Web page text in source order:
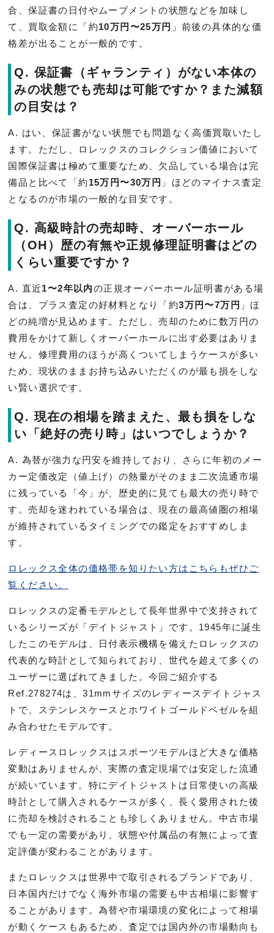
合、保証書の日付やムーブメントの状態などを加味し
て、買取金額に「約10万円〜25万円 」前後の具体的な価
格差が出ることが一般的です。
Q. 保証書（ギャランティ）がない本体の
みの状態でも売却は可能ですか？また減額
の目安は？
A. はい、保証書がない状態でも問題なく高価買取いたし
ます。ただし、ロレックスのコレクション価値において
国際保証書は極めて重要なため、欠品している場合は完
備品と比べて「約 15万円〜30万円 」ほどのマイナス査定
となるのが市場の一般的な目安です。
Q. 高級時計の売却時、オーバーホール
（OH）歴の有無や正規修理証明書はどの
くらい重要ですか？
A. 直近1〜2年以内の正規オーバーホール証明書がある場
合は、プラス査定の好材料となり「約3万円〜7万円 」ほ
どの純増が見込めます。ただし、売却のために数万円の
費用をかけて新しくオーバーホールに出す必要はありま
せん。修理費用のほうが高くついてしまうケースが多い
ため、現状のままお持ち込みいただくのが最も損をしな
い賢い選択です。
Q. 現在の相場を踏まえた、最も損をしな
い「絶好の売り時」はいつでしょうか？
A. 為替が強力な円安を維持しており、さらに年初のメー
カー定価改定（値上げ）の熱量がそのまま二次流通市場
に残っている「今」が、歴史的に見ても最大の売り時で
す。売却を迷われている場合は、現在の最高値圏の相場
が維持されているタイミングでの鑑定をおすすめしま
す。
ロレックス全体の価格帯を知りたい方はこちらもぜひご
覧ください。
ロレックスの定番モデルとして長年世界中で支持されて
いるシリーズが「デイトジャスト」です。1945年に誕生
したこのモデルは、日付表示機構を備えたロレックスの
代表的な時計として知られており、世代を超えて多くの
ユーザーに選ばれてきました。今回ご紹介する
Ref.278274は、31mmサイズのレディースデイトジャス
トで、ステンレスケースとホワイトゴールドベゼルを組
み合わせたモデルです。
レディースロレックスはスポーツモデルほど大きな価格
変動はありませんが、実際の査定現場では安定した流通
が続いています。特にデイトジャストは日常使いの高級
時計として購入されるケースが多く、長く愛用された後
に売却を検討されることも珍しくありません。中古市場
でも一定の需要があり、状態や付属品の有無によって査
定評価が変わることがあります。
またロレックスは世界中で取引されるブランドであり、
日本国内だけでなく海外市場の需要も中古相場に影響す
ることがあります。為替や市場環境の変化によって相場
が動くケースもあるため、査定では国内外の市場動向も